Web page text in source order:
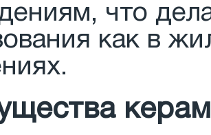
что
как в